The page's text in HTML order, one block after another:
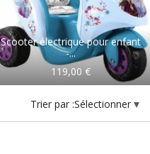
Scooter électrique pour enfant
-...
119,00 €
Trier par :Sélectionner